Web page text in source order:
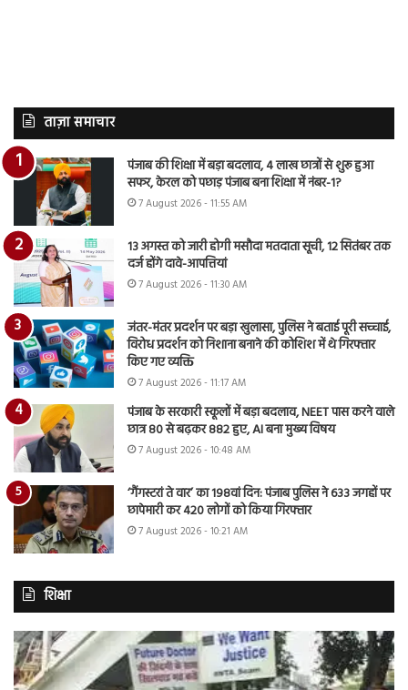
ताज़ा समाचार
पंजाब की शिक्षा में बड़ा बदलाव, 4 लाख छात्रों से शुरू हुआ
सफर, केरल को पछाड़ पंजाब बना शिक्षा में नंबर-1?
7 August 2026 - 11:55 AM
13 अगस्त को जारी होगी मसौदा मतदाता सूची, 12 सितंबर तक
दर्ज होंगे दावे-आपत्तियां
7 August 2026 - 11:30 AM
जंतर-मंतर प्रदर्शन पर बड़ा खुलासा, पुलिस ने बताई पूरी सच्चाई,
विरोध प्रदर्शन को निशाना बनाने की कोशिश में थे गिरफ्तार
किए गए व्यक्ति
7 August 2026 - 11:17 AM
पंजाब के सरकारी स्कूलों में बड़ा बदलाव, NEET पास करने वाले
छात्र 80 से बढ़कर 882 हुए, AI बना मुख्य विषय
7 August 2026 - 10:48 AM
‘गैंगस्टरां ते वार’ का 198वां दिन: पंजाब पुलिस ने 633 जगहों पर
छापेमारी कर 420 लोगों को किया गिरफ्तार
7 August 2026 - 10:21 AM
शिक्षा